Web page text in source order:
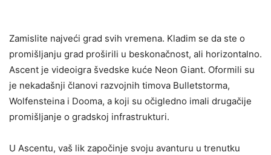
Zamislite najveći grad svih vremena. Kladim se da ste o
promišljanju grad proširili u beskonačnost, ali horizontalno.
Ascent je videoigra švedske kuće Neon Giant. Oformili su
je nekadašnji članovi razvojnih timova Bulletstorma,
Wolfensteina i Dooma, a koji su očigledno imali drugačije
promišljanje o gradskoj infrastrukturi.
U Ascentu, vaš lik započinje svoju avanturu u trenutku